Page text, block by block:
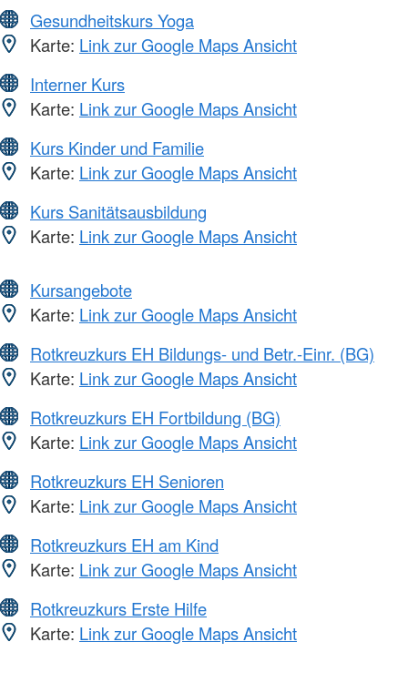
Gesundheitskurs Yoga
Karte: Link zur Google Maps Ansicht
Interner Kurs
Karte: Link zur Google Maps Ansicht
Kurs Kinder und Familie
Karte: Link zur Google Maps Ansicht
Kurs Sanitätsausbildung
Karte: Link zur Google Maps Ansicht
Kursangebote
Karte: Link zur Google Maps Ansicht
Rotkreuzkurs EH Bildungs- und Betr.-Einr. (BG)
Karte: Link zur Google Maps Ansicht
Rotkreuzkurs EH Fortbildung (BG)
Karte: Link zur Google Maps Ansicht
Rotkreuzkurs EH Senioren
Karte: Link zur Google Maps Ansicht
Rotkreuzkurs EH am Kind
Karte: Link zur Google Maps Ansicht
Rotkreuzkurs Erste Hilfe
Karte: Link zur Google Maps Ansicht